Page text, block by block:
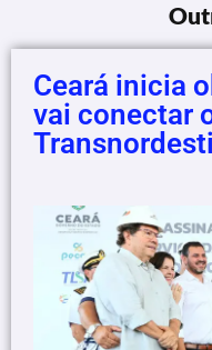
Ceará inicia
vai conectar